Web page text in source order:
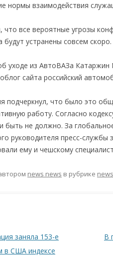
нормы взаимодействия
что все вероятные угрозы
устранены совсем скоро.
уходе из АвтоВАЗа
сайта российский
подчеркнул, что было это
работу. Согласно
быть не должно. За
руководителя пресс-службы
ему и чешскому
news news в рубрике news
заняла 153-е
в США индексе
В